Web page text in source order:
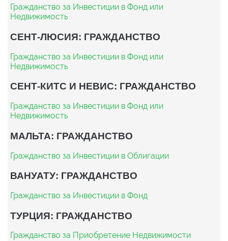
Гражданство за Инвестиции в Фонд или
Недвижимость
СЕНТ-ЛЮСИЯ: ГРАЖДАНСТВО
Гражданство за Инвестиции в Фонд или
Недвижимость
СЕНТ-КИТС И НЕВИС: ГРАЖДАНСТВО
Гражданство за Инвестиции в Фонд или
Недвижимость
МАЛЬТА: ГРАЖДАНСТВО
Гражданство за Инвестиции в Облигации
ВАНУАТУ: ГРАЖДАНСТВО
Гражданство за Инвестиции в Фонд
ТУРЦИЯ: ГРАЖДАНСТВО
Гражданство за Приобретение Недвижимости